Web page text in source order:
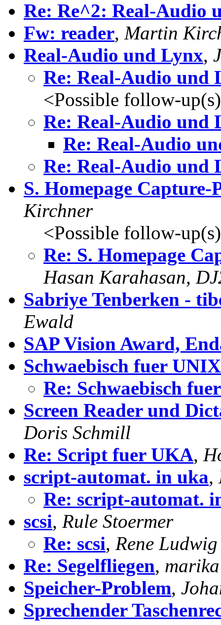
Re: Re^2: Real-Audio
Fw: reader, Martin
Real-Audio und Lynx,
Re: Real-Audio und
<Possible follow-
Re: Real-Audio und
Re: Real-Audio
Re: Real-Audio und
S. Homepage
Kirchner
<Possible follow-
Re: S. Homepage
Hasan Karahasan,
Sabriye Tenberken -
Ewald
SAP Vision Award,
Schwaebisch fuer
Re: Schwaebisch
Screen Reader und
Doris Schmill
Re: Script fuer UKA,
script-automat. in uka,
Re: script-automat.
scsi, Rule Stoermer
Re: scsi, Rene Ludwig
Re: Segelfliegen,
Speicher-Problem,
Sprechender